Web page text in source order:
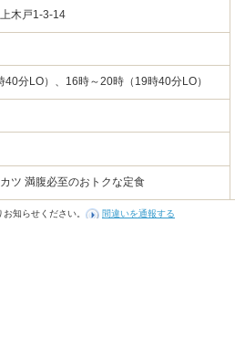
上木戸1-3-14
分LO）、16時～20時（19時40分LO）
ツ 満腹必至のおトクな定食
知らせください。 間違いを通報する